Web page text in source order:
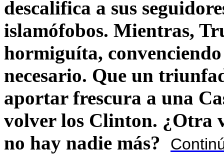
descalifica a sus
islamófobos. Mientras,
hormiguíta,
necesario. Que un
aportar frescura a una
volver los Clinton. ¿Otra
no hay nadie más?